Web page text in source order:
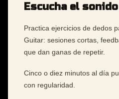
Escucha el sonido
Practica ejercicios de dedos
Guitar: sesiones cortas,
que dan ganas de repetir.
Cinco o diez minutos al día
con regularidad.